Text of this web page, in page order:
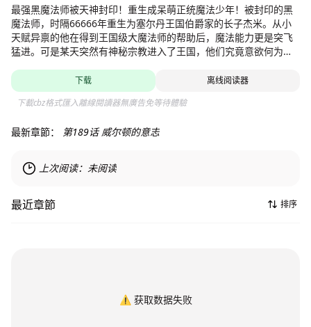
最强黑魔法师被天神封印！重生成呆萌正统魔法少年！被封印的黑
魔法师，时隔66666年重生为塞尔丹王国伯爵家的长子杰米。从小
天赋异禀的他在得到王国级大魔法师的帮助后，魔法能力更是突飞
猛进。可是某天突然有神秘宗教进入了王国，他们究竟意欲何为？
下载
离线阅读器
下載cbz格式匯入離線閱讀器無廣告免等待體驗
最新章節： 第189话 威尔顿的意志
上次阅读： 未阅读
最近章節 排序
⚠️ 获取数据失败